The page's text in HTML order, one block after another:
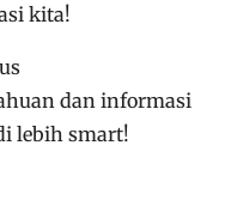
kita!
dan informasi
lebih smart!